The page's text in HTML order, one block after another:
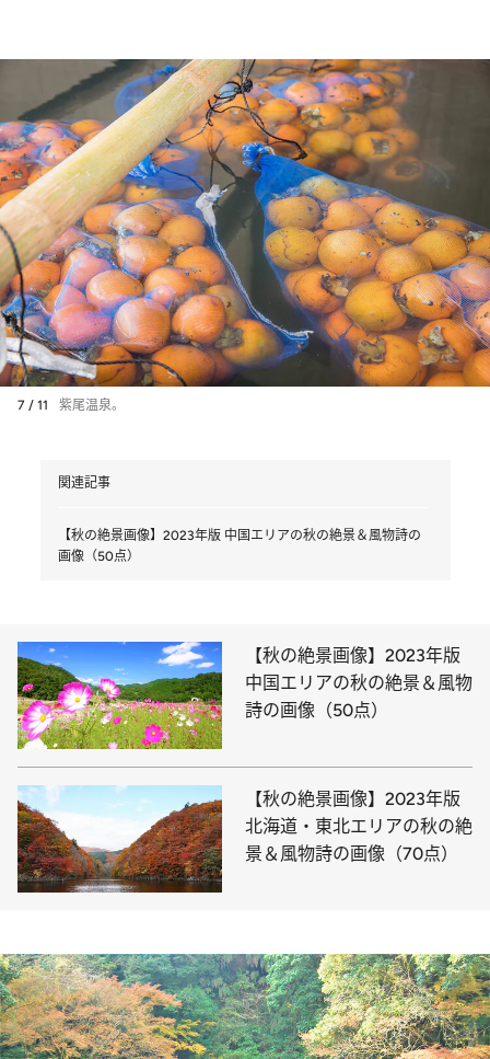
7 / 11 紫尾温泉。
関連記事
【秋の絶景画像】2023年版 中国エリアの秋の絶景＆風物詩の
画像（50点）
【秋の絶景画像】2023年版
中国エリアの秋の絶景＆風物
詩の画像（50点）
【秋の絶景画像】2023年版
北海道・東北エリアの秋の絶
景＆風物詩の画像（70点）